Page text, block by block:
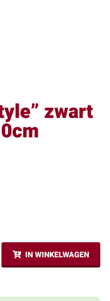
zwart
IN WINKELWAGEN